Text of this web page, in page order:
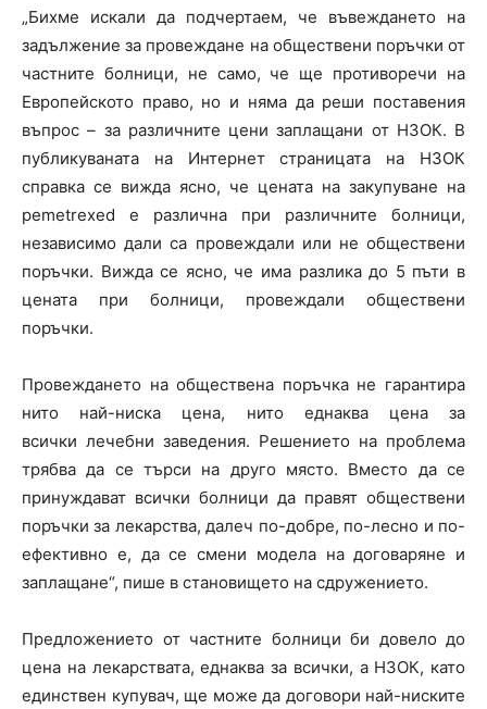
„Бихме искали да подчертаем, че въвеждането на
задължение за провеждане на обществени поръчки от
частните болници, не само, че ще противоречи на
Европейското право, но и няма да реши поставения
въпрос – за различните цени заплащани от НЗОК. В
публикуваната на Интернет страницата на НЗОК
справка се вижда ясно, че цената на закупуване на
pemetrexed е различна при различните болници,
независимо дали са провеждали или не обществени
поръчки. Вижда се ясно, че има разлика до 5 пъти в
цената при болници, провеждали обществени
поръчки.
Провеждането на обществена поръчка не гарантира
нито най-ниска цена, нито еднаква цена за
всички лечебни заведения. Решението на проблема
трябва да се търси на друго място. Вместо да се
принуждават всички болници да правят обществени
поръчки за лекарства, далеч по-добре, по-лесно и по-
ефективно е, да се смени модела на договаряне и
заплащане“, пише в становището на сдружението.
Предложението от частните болници би довело до
цена на лекарствата, еднаква за всички, а НЗОК, като
единствен купувач, ще може да договори най-ниските